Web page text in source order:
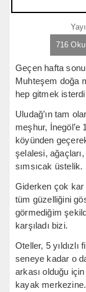
716
Geçen hafta
Muhteşem doğa
hep gitmek
Uludağ’ın tam
meşhur, İnegöl’e
köyünden
şelalesi,
sımsıcak üstelik.
Giderken çok kar
tüm güzelliğini
görmediğim
karşıladı bizi.
Oteller, 5
seneye kadar o
arkası olduğu
kayak